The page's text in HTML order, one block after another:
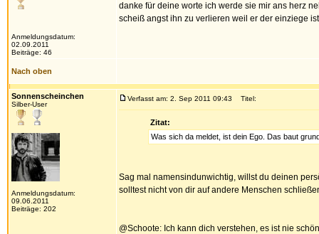
Anmeldungsdatum:
02.09.2011
Beiträge: 46
danke für deine worte ich werde sie mir ans herz
scheiß angst ihn zu verlieren weil er der einziege
Nach oben
Sonnenscheinchen
Silber-User
Anmeldungsdatum:
09.06.2011
Beiträge: 202
Verfasst am: 2. Sep 2011 09:43 Titel:
Zitat:
Was sich da meldet, ist dein Ego. Das baut
Sag mal namensindunwichtig, willst du deinen
solltest nicht von dir auf andere Menschen
@Schoote: Ich kann dich verstehen, es ist nie